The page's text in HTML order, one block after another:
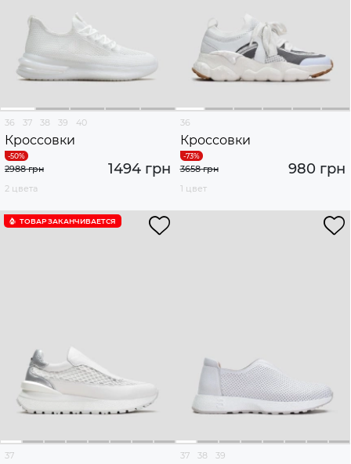
36 37 38 39 40
Кроссовки
1494 грн
2988 грн
2 цвета
36
Кроссовки
980 грн
3658 грн
1 цвет
ТОВАР ЗАКАНЧИВАЕТСЯ
37 37 38 39